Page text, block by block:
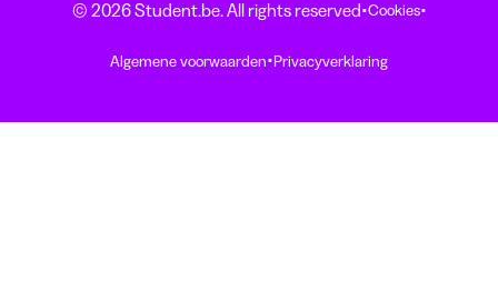
© 2026 Student.be. All rights reserved·Cookies·
Algemene voorwaarden·Privacyverklaring